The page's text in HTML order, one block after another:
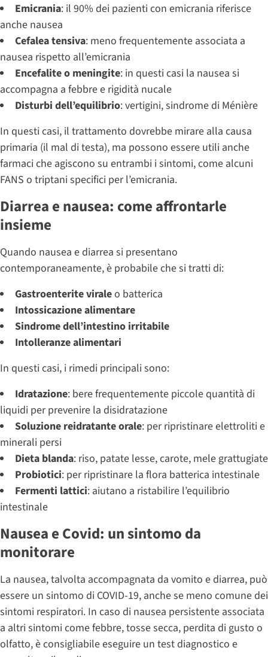
Emicrania: il 90% dei pazienti con emicrania riferisce
anche nausea
Cefalea tensiva: meno frequentemente associata a
nausea rispetto all’emicrania
Encefalite o meningite: in questi casi la nausea si
accompagna a febbre e rigidità nucale
Disturbi dell’equilibrio: vertigini, sindrome di Ménière
In questi casi, il trattamento dovrebbe mirare alla causa
primaria (il mal di testa), ma possono essere utili anche
farmaci che agiscono su entrambi i sintomi, come alcuni
FANS o triptani specifici per l’emicrania.
Diarrea e nausea: come affrontarle
insieme
Quando nausea e diarrea si presentano
contemporaneamente, è probabile che si tratti di:
Gastroenterite viraleo batterica
Intossicazione alimentare
Sindrome dell’intestino irritabile
Intolleranze alimentari
In questi casi, i rimedi principali sono:
Idratazione: bere frequentemente piccole quantità di
liquidi per prevenire la disidratazione
Soluzione reidratante orale: per ripristinare elettroliti e
minerali persi
Dieta blanda: riso, patate lesse, carote, mele grattugiate
Probiotici: per ripristinare la flora batterica intestinale
Fermenti lattici: aiutano a ristabilire l’equilibrio
intestinale
Nausea e Covid: un sintomo da
monitorare
La nausea, talvolta accompagnata da vomito e diarrea, può
essere un sintomo di COVID-19, anche se meno comune dei
sintomi respiratori. In caso di nausea persistente associata
a altri sintomi come febbre, tosse secca, perdita di gusto o
olfatto, è consigliabile eseguire un test diagnostico e